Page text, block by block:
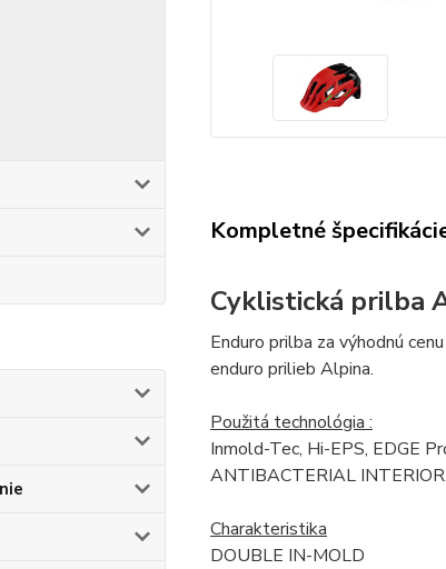
Kompletné
Cyklistická prilba
Enduro prilba za výhodnú
enduro prilieb Alpina.
Použitá technológia :
Inmold-Tec, Hi-EPS, EDGE
ANTIBACTERIAL INTERIOR.
Charakteristika
DOUBLE IN-MOLD